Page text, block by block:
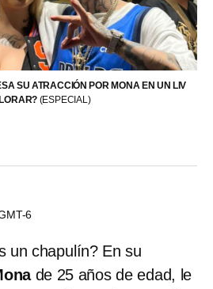
SU ATRACCIÓN POR MONA EN UN LIV
(ESPECIAL)
6
un chapulín? En su
de 25 años de edad, le